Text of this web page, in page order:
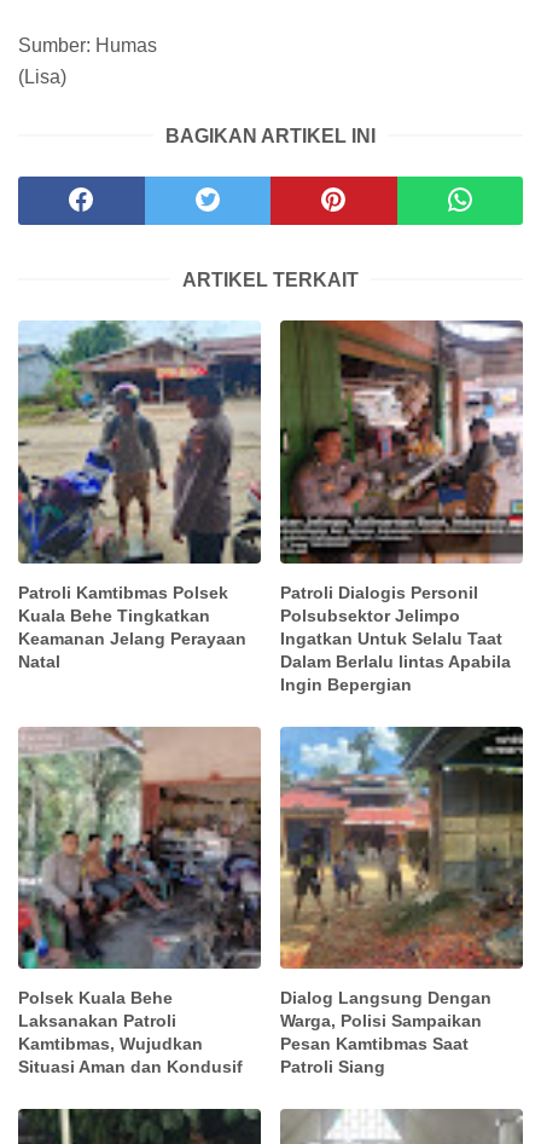
Sumber: Humas
(Lisa)
BAGIKAN ARTIKEL INI
ARTIKEL TERKAIT
Patroli Kamtibmas Polsek
Kuala Behe Tingkatkan
Keamanan Jelang Perayaan
Natal
Patroli Dialogis Personil
Polsubsektor Jelimpo
Ingatkan Untuk Selalu Taat
Dalam Berlalu lintas Apabila
Ingin Bepergian
Polsek Kuala Behe
Laksanakan Patroli
Kamtibmas, Wujudkan
Situasi Aman dan Kondusif
Dialog Langsung Dengan
Warga, Polisi Sampaikan
Pesan Kamtibmas Saat
Patroli Siang